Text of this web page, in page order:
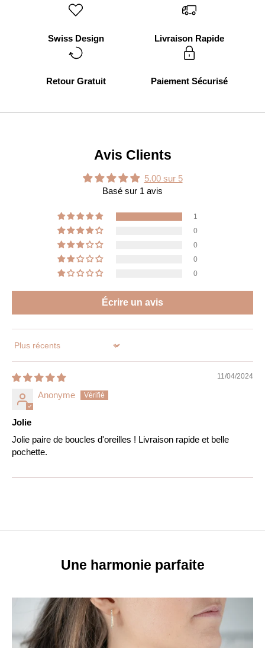
Swiss Design Livraison Rapide
Retour Gratuit Paiement Sécurisé
Avis Clients
5.00 sur 5
Basé sur 1 avis
1
0
0
0
0
Écrire un avis
Sort by
11/04/2024
Anonyme
Jolie
Jolie paire de boucles d'oreilles ! Livraison rapide et belle
pochette.
Une harmonie parfaite